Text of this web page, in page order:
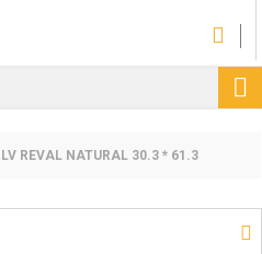


REVAL NATURAL 30.3 * 61.3